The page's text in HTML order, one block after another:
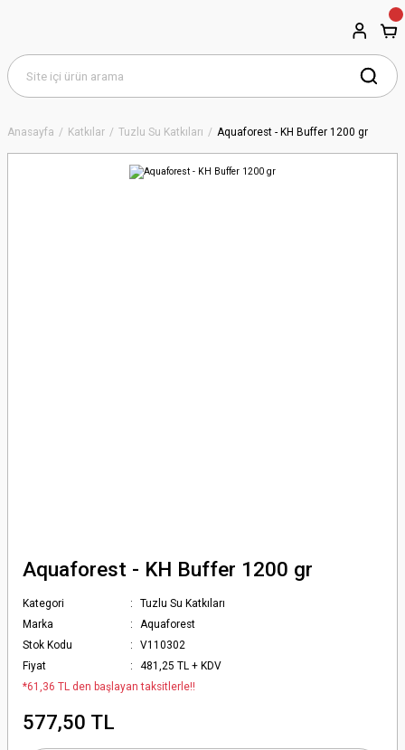
Anasayfa Katkılar Tuzlu Su Katkıları Aquaforest - KH Buffer 1200 gr
Aquaforest - KH Buffer 1200 gr
Kategori
Tuzlu Su Katkıları
Marka
Aquaforest
Stok Kodu
V110302
Fiyat
481,25 TL + KDV
*61,36 TL den başlayan taksitlerle!!
577,50 TL